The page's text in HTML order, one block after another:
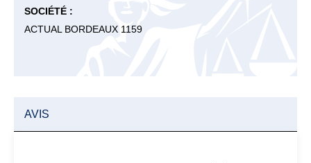
SOCIÉTÉ :
ACTUAL BORDEAUX 1159
AVIS